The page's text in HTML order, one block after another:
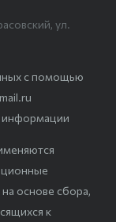
ул.
с помощью
информации
основе сбора,
к